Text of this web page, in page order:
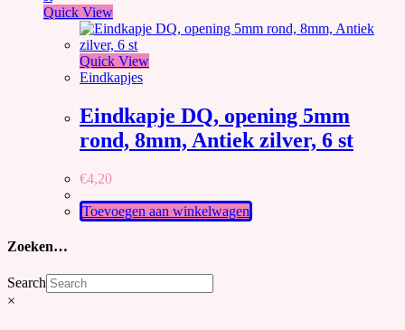
Quick View
Quick View
Eindkapjes
Eindkapje DQ, opening 5mm
rond, 8mm, Antiek zilver, 6 st
€4,20
Toevoegen aan winkelwagen
Zoeken…
Search
×